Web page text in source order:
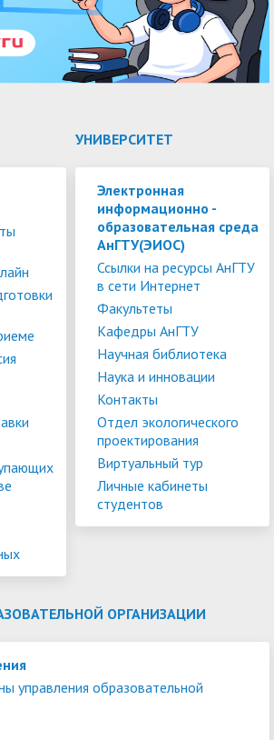
УНИВЕРСИТЕТ
Электронная
информационно -
образовательная среда
АнГТУ(ЭИОС)
Ссылки на ресурсы АнГТУ
в сети Интернет
Факультеты
Кафедры АнГТУ
Научная библиотека
Наука и инновации
Контакты
Отдел экологического
проектирования
Виртуальный тур
Личные кабинеты
студентов
ОРГАНИЗАЦИИ
управления образовательной